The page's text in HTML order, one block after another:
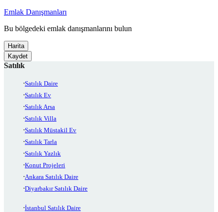
Emlak Danışmanları
Bu bölgedeki emlak danışmanlarını bulun
Harita
Kaydet
Satılık
Satılık Daire
Satılık Ev
Satılık Arsa
Satılık Villa
Satılık Müstakil Ev
Satılık Tarla
Satılık Yazlık
Konut Projeleri
Ankara Satılık Daire
Diyarbakır Satılık Daire
İstanbul Satılık Daire